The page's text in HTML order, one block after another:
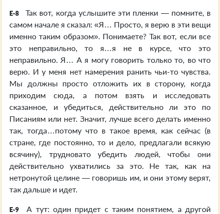
E-8
Так вот, когда услышите эти пленки — помните, в
самом начале я сказал: «Я… Просто, я верю в эти вещи
именно таким образом». Понимаете? Так вот, если все
это неправильно, то я…я не в курсе, что это
неправильно. Я… А я могу говорить только то, во что
верю. И у меня нет намерения ранить чьи-то чувства.
Мы должны просто отложить их в сторону, когда
приходим сюда, а потом взять и исследовать
сказанное, и убедиться, действительно ли это по
Писаниям или нет. Значит, лучше всего делать именно
так, тогда…потому что в такое время, как сейчас (в
стране, где постоянно, то и дело, предлагали всякую
всячину), трудновато убедить людей, чтобы они
действительно ухватились за это. Не так, как на
нетронутой целине — говоришь им, и они этому верят,
так дальше и идет.
E-9
А тут: один придет с таким понятием, а другой